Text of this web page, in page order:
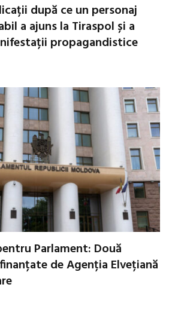
după ce un personaj
a ajuns la Tiraspol și a
propagandistice
Parlament: Două
de Agenția Elvețiană